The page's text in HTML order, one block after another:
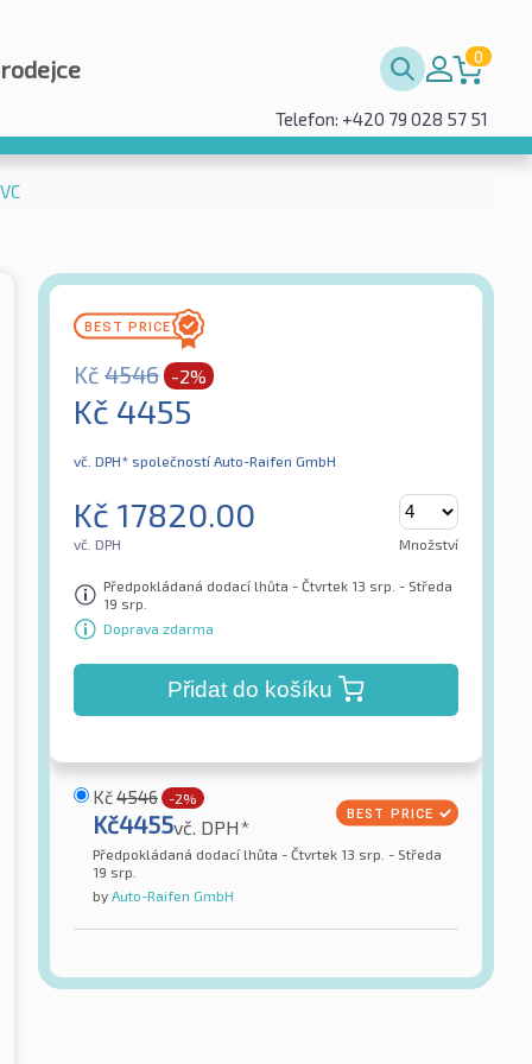
0
Telefon: +420 79 028 57 51
Kč 4546 -2%
Kč 4455
vč. DPH* společností Auto-Raifen GmbH
Kč 17820.00
vč. DPH Množství
Předpokládaná dodací lhůta - Čtvrtek 13 srp. - Středa
19 srp.
Doprava zdarma
Přidat do košíku
Kč4546 -2%
Kč4455vč. DPH*
Předpokládaná dodací lhůta - Čtvrtek 13 srp. - Středa
19 srp.
by Auto-Raifen GmbH